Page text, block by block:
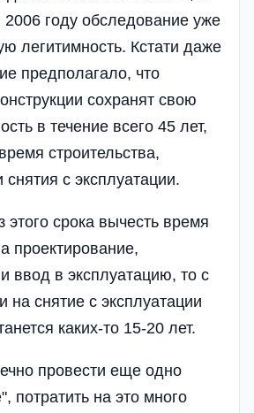
году обследование уже
легитимность. Кстати даже
предполагало, что
сохранят свою
в течение всего 45 лет,
строительства,
снятия с эксплуатации.
этого срока вычесть время
проектирование,
ввод в эксплуатацию, то с
на снятие с эксплуатации
каких-то 15-20 лет.
провести еще одно
потратить на это много